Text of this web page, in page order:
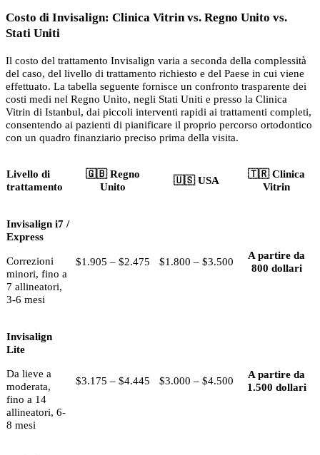
Costo di Invisalign: Clinica Vitrin vs. Regno Unito vs.
Stati Uniti
Il costo del trattamento Invisalign varia a seconda della complessità
del caso, del livello di trattamento richiesto e del Paese in cui viene
effettuato. La tabella seguente fornisce un confronto trasparente dei
costi medi nel Regno Unito, negli Stati Uniti e presso la Clinica
Vitrin di Istanbul, dai piccoli interventi rapidi ai trattamenti completi,
consentendo ai pazienti di pianificare il proprio percorso ortodontico
con un quadro finanziario preciso prima della visita.
Livello di
trattamento
🇬🇧 Regno
Unito
🇺🇸 USA
🇹🇷 Clinica
Vitrin
Invisalign i7 /
Express
Correzioni
minori, fino a
7 allineatori,
3-6 mesi
$1.905 – $2.475 $1.800 – $3.500
A partire da
800 dollari
Invisalign
Lite
Da lieve a
moderata,
fino a 14
allineatori, 6-
8 mesi
$3.175 – $4.445 $3.000 – $4.500
A partire da
1.500 dollari